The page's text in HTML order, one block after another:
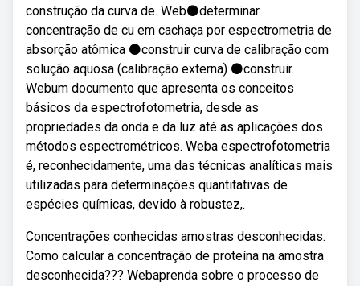
construção da curva de. Web⚫determinar
concentração de cu em cachaça por espectrometria de
absorção atômica ⚫construir curva de calibração com
solução aquosa (calibração externa) ⚫construir.
Webum documento que apresenta os conceitos
básicos da espectrofotometria, desde as
propriedades da onda e da luz até as aplicações dos
métodos espectrométricos. Weba espectrofotometria
é, reconhecidamente, uma das técnicas analíticas mais
utilizadas para determinações quantitativas de
espécies químicas, devido à robustez,.
Concentrações conhecidas amostras desconhecidas.
Como calcular a concentração de proteína na amostra
desconhecida??? Webaprenda sobre o processo de